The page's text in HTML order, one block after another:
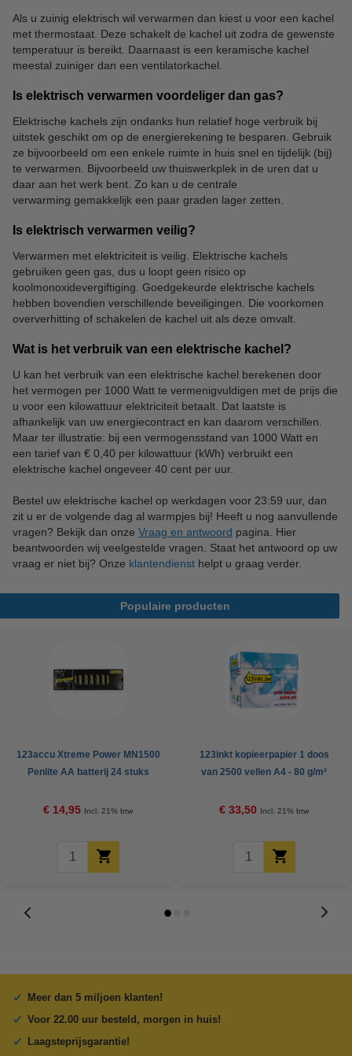
Tochtstrips
Als u zuinig elektrisch wil verwarmen dan kiest u voor een kachel
met thermostaat. Deze schakelt de kachel uit zodra de gewenste
temperatuur is bereikt. Daarnaast is een keramische kachel
meestal zuiniger dan een ventilatorkachel.
Is elektrisch verwarmen voordeliger dan gas?
Elektrische kachels zijn ondanks hun relatief hoge verbruik bij
uitstek geschikt om op de energierekening te besparen. Gebruik
ze bijvoorbeeld om een enkele ruimte in huis snel en tijdelijk (bij)
te verwarmen. Bijvoorbeeld uw thuiswerkplek in de uren dat u
daar aan het werk bent. Zo kan u de centrale
verwarming gemakkelijk een paar graden lager zetten.
Is elektrisch verwarmen veilig?
Verwarmen met elektriciteit is veilig. Elektrische kachels
gebruiken geen gas, dus u loopt geen risico op
koolmonoxidevergiftiging. Goedgekeurde elektrische kachels
hebben bovendien verschillende beveiligingen. Die voorkomen
oververhitting of schakelen de kachel uit als deze omvalt.
Wat is het verbruik van een elektrische kachel?
U kan het verbruik van een elektrische kachel berekenen door
het vermogen per 1000 Watt te vermenigvuldigen met de prijs die
u voor een kilowattuur elektriciteit betaalt. Dat laatste is
afhankelijk van uw energiecontract en kan daarom verschillen.
Maar ter illustratie: bij een vermogensstand van 1000 Watt en
een tarief van € 0,40 per kilowattuur (kWh) verbruikt een
elektrische kachel ongeveer 40 cent per uur.
Bestel uw elektrische kachel op werkdagen voor 23:59 uur, dan
zit u er de volgende dag al warmpjes bij! Heeft u nog aanvullende
vragen? Bekijk dan onze Vraag en antwoord pagina. Hier
beantwoorden wij veelgestelde vragen. Staat het antwoord op uw
vraag er niet bij? Onze klantendienst helpt u graag verder.
Populaire producten
123accu Xtreme Power MN1500
Penlite AA batterij 24 stuks
€ 14,95 Incl. 21% btw
123inkt kopieerpapier 1 doos
van 2500 vellen A4 - 80 g/m²
€ 33,50 Incl. 21% btw
Meer dan 5 miljoen klanten!
Voor 22.00 uur besteld, morgen in huis!
Laagsteprijsgarantie!